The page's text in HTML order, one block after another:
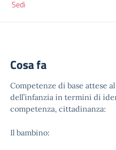
Sedi
Cosa fa
Competenze di base attese
dell’infanzia in termini di
competenza, cittadinanza:
Il bambino: